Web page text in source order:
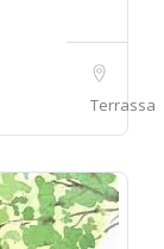
Terrassa